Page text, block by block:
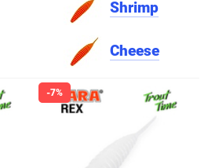
Shrimp
Cheese